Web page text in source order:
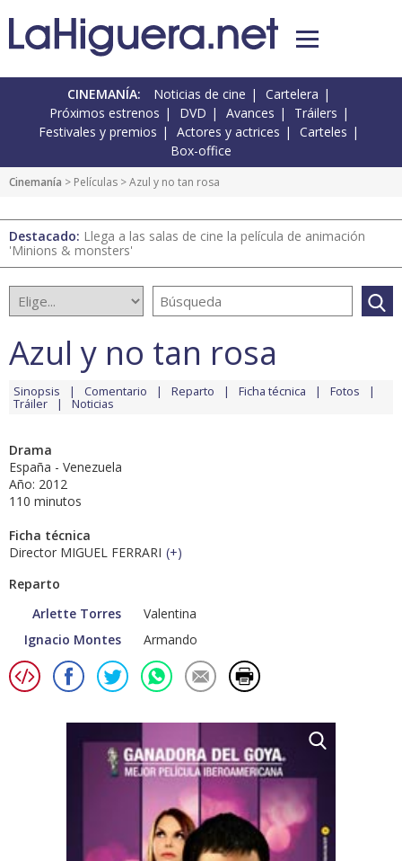
CINEMANÍA: Noticias de cine
Cartelera
Próximos estrenos
DVD Avances
Tráilers
Festivales y premios
Actores y actrices
Carteles
Box-office
Cinemanía > Películas > Azul y no tan rosa
Destacado: Llega a las salas de cine la película de animación
'Minions & monsters'
Azul y no tan rosa
Sinopsis Comentario Reparto Ficha técnica Fotos
Tráiler Noticias
Drama
España - Venezuela
Año: 2012
110 minutos
Ficha técnica
Director MIGUEL FERRARI (+)
Reparto
Arlette Torres
Valentina
Ignacio Montes
Armando